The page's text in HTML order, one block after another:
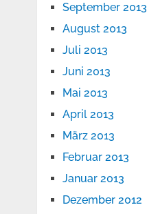
September 2013
August 2013
Juli 2013
Juni 2013
Mai 2013
April 2013
März 2013
Februar 2013
Januar 2013
Dezember 2012